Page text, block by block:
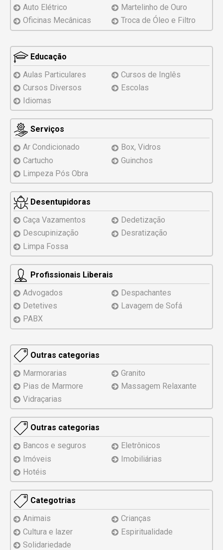
Auto Elétrico
Martelinho de Ouro
Oficinas Mecânicas
Troca de Óleo e Filtro
Educação
Aulas Particulares
Cursos de Inglês
Cursos Diversos
Escolas
Idiomas
Serviços
Ar Condicionado
Box, Vidros
Cartucho
Guinchos
Limpeza Pós Obra
Desentupidoras
Caça Vazamentos
Dedetização
Descupinização
Desratização
Limpa Fossa
Profissionais Liberais
Advogados
Despachantes
Detetives
Lavagem de Sofá
PABX
Outras categorias
Marmorarias
Granito
Pias de Marmore
Massagem Relaxante
Vidraçarias
Outras categorias
Bancos e seguros
Eletrônicos
Imóveis
Imobiliárias
Hotéis
Categotrias
Animais
Crianças
Cultura e lazer
Espiritualidade
Solidariedade